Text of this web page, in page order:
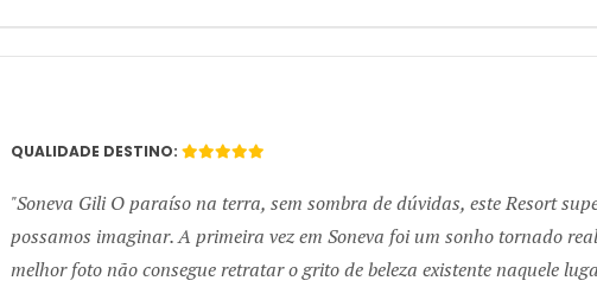
QUALIDADE DESTINO:
Soneva Gili O paraíso na terra, sem sombra de dúvidas, este Resort
possamos imaginar. A primeira vez em Soneva foi um sonho tornado
melhor foto não consegue retratar o grito de beleza existente naquele